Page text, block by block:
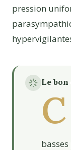
pression
Le
C